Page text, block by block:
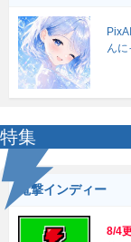
んに
特集
電撃インディー
8/4